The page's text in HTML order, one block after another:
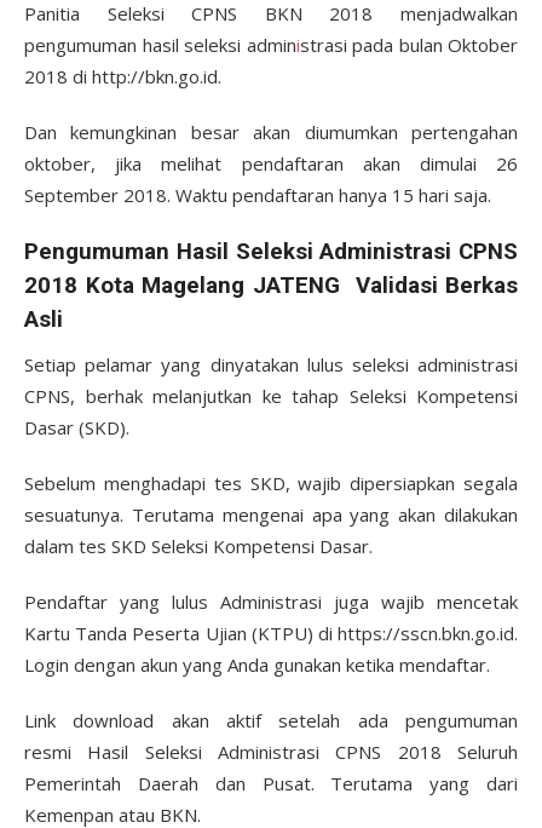
Panitia Seleksi CPNS BKN 2018 menjadwalkan
pengumuman hasil seleksi administrasi pada bulan Oktober
2018 di http://bkn.go.id.
Dan kemungkinan besar akan diumumkan pertengahan
oktober, jika melihat pendaftaran akan dimulai 26
September 2018. Waktu pendaftaran hanya 15 hari saja.
Pengumuman Hasil Seleksi Administrasi CPNS
2018 Kota Magelang JATENG Validasi Berkas
Asli
Setiap pelamar yang dinyatakan lulus seleksi administrasi
CPNS, berhak melanjutkan ke tahap Seleksi Kompetensi
Dasar (SKD).
Sebelum menghadapi tes SKD, wajib dipersiapkan segala
sesuatunya. Terutama mengenai apa yang akan dilakukan
dalam tes SKD Seleksi Kompetensi Dasar.
Pendaftar yang lulus Administrasi juga wajib mencetak
Kartu Tanda Peserta Ujian (KTPU) di https://sscn.bkn.go.id.
Login dengan akun yang Anda gunakan ketika mendaftar.
Link download akan aktif setelah ada pengumuman
resmi Hasil Seleksi Administrasi CPNS 2018 Seluruh
Pemerintah Daerah dan Pusat. Terutama yang dari
Kemenpan atau BKN.